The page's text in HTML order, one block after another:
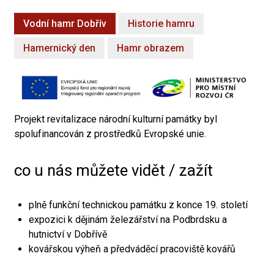
Vodní hamr Dobřív Historie hamru
Hamernický den Hamr obrazem
Projekt revitalizace národní kulturní památky byl
spolufinancován z prostředků Evropské unie.
co u nás můžete vidět / zažít
plně funkční technickou památku z konce 19. století
expozici k dějinám železářství na Podbrdsku a
hutnictví v Dobřívě
kovářskou výheň a předváděcí pracoviště kovářů